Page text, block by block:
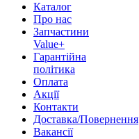
Каталог
Про нас
Запчастини
Value+
Гарантійна
політика
Оплата
Акції
Контакти
Доставка/Повернення
Вакансії